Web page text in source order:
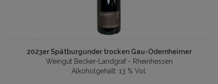
2023er Spätburgunder trocken Gau-Odernheimer
Weingut Becker-Landgraf - Rheinhessen
Alkoholgehalt: 13 % Vol.